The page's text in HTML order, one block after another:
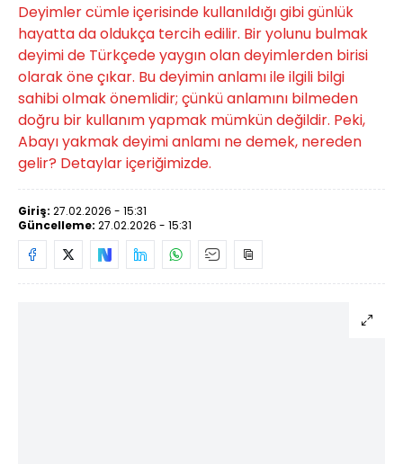
Deyimler cümle içerisinde kullanıldığı gibi günlük
hayatta da oldukça tercih edilir. Bir yolunu bulmak
deyimi de Türkçede yaygın olan deyimlerden birisi
olarak öne çıkar. Bu deyimin anlamı ile ilgili bilgi
sahibi olmak önemlidir; çünkü anlamını bilmeden
doğru bir kullanım yapmak mümkün değildir. Peki,
Abayı yakmak deyimi anlamı ne demek, nereden
gelir? Detaylar içeriğimizde.
Giriş: 27.02.2026 - 15:31
Güncelleme: 27.02.2026 - 15:31